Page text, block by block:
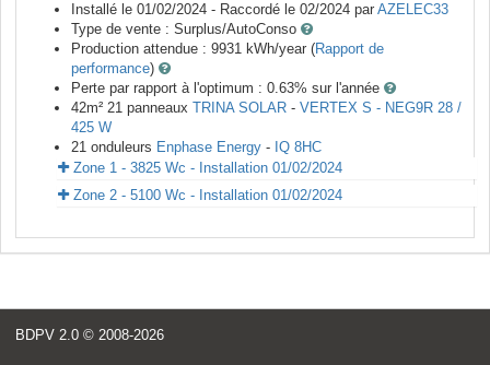
Installé le 01/02/2024 - Raccordé le 02/2024 par AZELEC33
Type de vente : Surplus/AutoConso
Production attendue : 9931 kWh/year (Rapport de
performance)
Perte par rapport à l'optimum : 0.63% sur l'année
42m² 21 panneaux TRINA SOLAR - VERTEX S - NEG9R 28 /
425 W
21 onduleurs Enphase Energy - IQ 8HC
Zone 1 - 3825 Wc - Installation 01/02/2024
Zone 2 - 5100 Wc - Installation 01/02/2024
BDPV 2.0 © 2008-2026